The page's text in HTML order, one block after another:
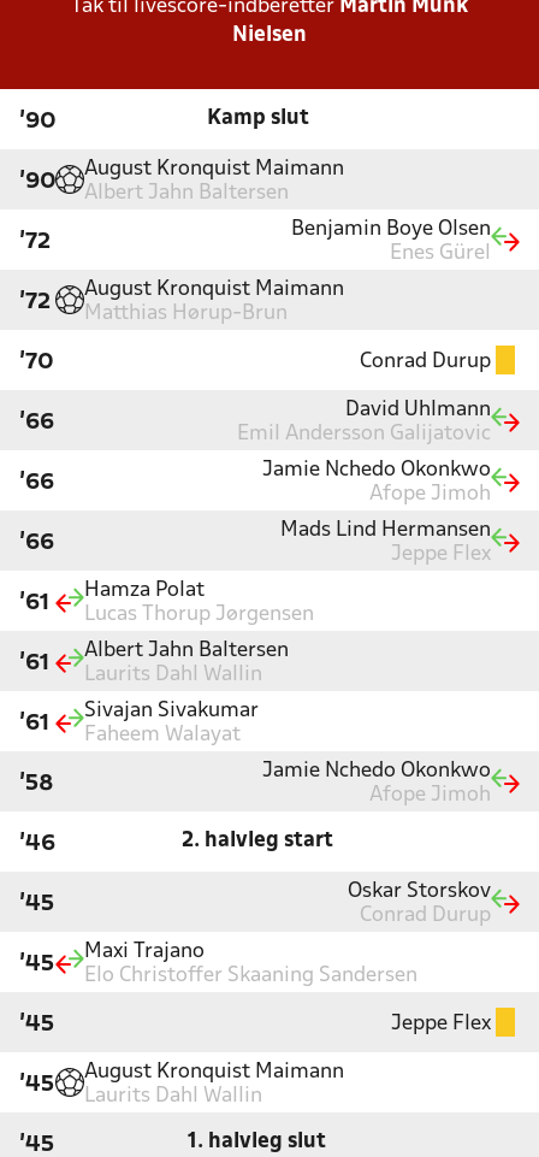
Tak til livescore-indberetter Martin Munk
Nielsen
'90 Kamp slut
'90
August Kronquist Maimann
Albert Jahn Baltersen
'72
Benjamin Boye Olsen
Enes Gürel
'72
August Kronquist Maimann
Matthias Hørup-Brun
'70 Conrad Durup
'66
David Uhlmann
Emil Andersson Galijatovic
'66
Jamie Nchedo Okonkwo
Afope Jimoh
'66
Mads Lind Hermansen
Jeppe Flex
'61
Hamza Polat
Lucas Thorup Jørgensen
'61
Albert Jahn Baltersen
Laurits Dahl Wallin
'61
Sivajan Sivakumar
Faheem Walayat
'58
Jamie Nchedo Okonkwo
Afope Jimoh
'46 2. halvleg start
'45
Oskar Storskov
Conrad Durup
'45
Maxi Trajano
Elo Christoffer Skaaning Sandersen
'45 Jeppe Flex
'45
August Kronquist Maimann
Laurits Dahl Wallin
'45 1. halvleg slut